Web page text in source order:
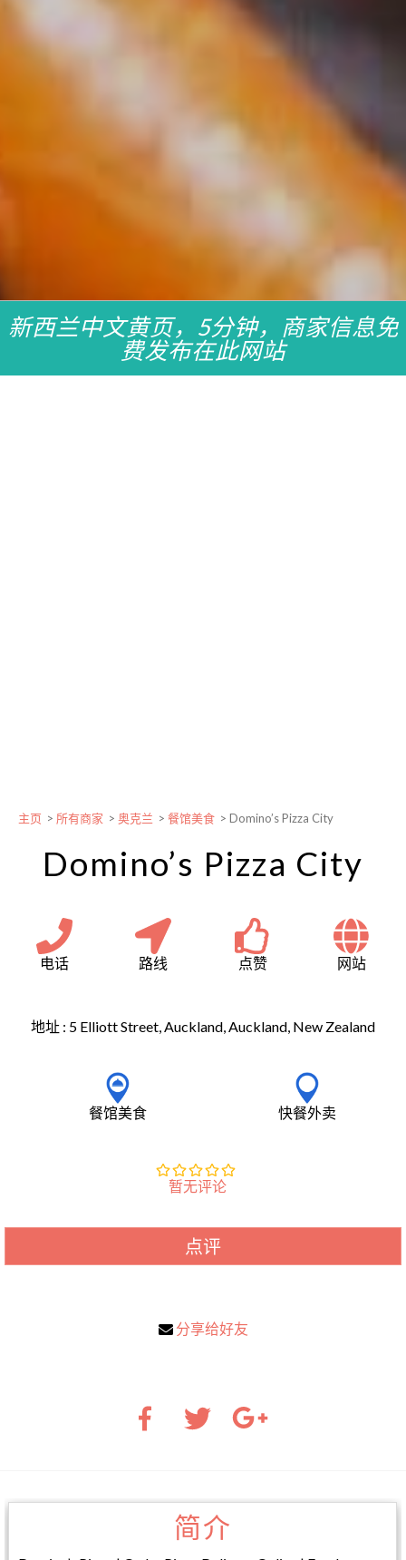
新西兰中文黄页，5分钟，商家信息免
费发布在此网站
主页 > 所有商家 > 奥克兰 > 餐馆美食 > Domino’s Pizza City
Domino’s Pizza City
电话 路线 点赞 网站
地址 : 5 Elliott Street, Auckland, Auckland, New Zealand
餐馆美食 快餐外卖
暂无评论
点评
分享给好友
简介